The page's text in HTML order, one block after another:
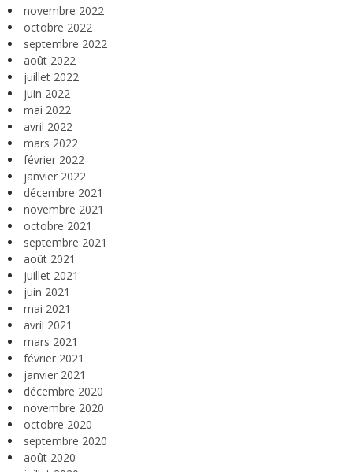
novembre 2022
octobre 2022
septembre 2022
août 2022
juillet 2022
juin 2022
mai 2022
avril 2022
mars 2022
février 2022
janvier 2022
décembre 2021
novembre 2021
octobre 2021
septembre 2021
août 2021
juillet 2021
juin 2021
mai 2021
avril 2021
mars 2021
février 2021
janvier 2021
décembre 2020
novembre 2020
octobre 2020
septembre 2020
août 2020